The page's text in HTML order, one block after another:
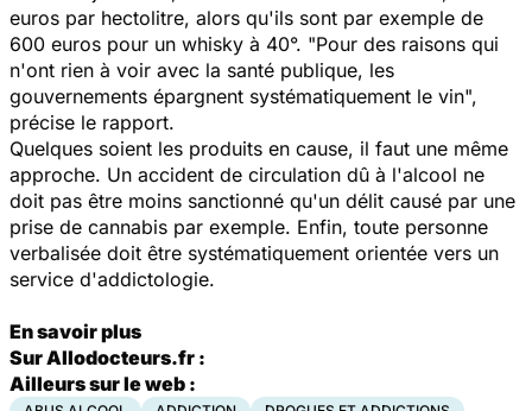
euros par hectolitre, alors qu'ils sont par exemple de
600 euros pour un whisky à 40°. "Pour des raisons qui
n'ont rien à voir avec la santé publique, les
gouvernements épargnent systématiquement le vin",
précise le rapport.
Quelques soient les produits en cause, il faut une même
approche. Un accident de circulation dû à l'alcool ne
doit pas être moins sanctionné qu'un délit causé par une
prise de cannabis par exemple. Enfin, toute personne
verbalisée doit être systématiquement orientée vers un
service d'addictologie.
En savoir plus
Sur Allodocteurs.fr :
Ailleurs sur le web :